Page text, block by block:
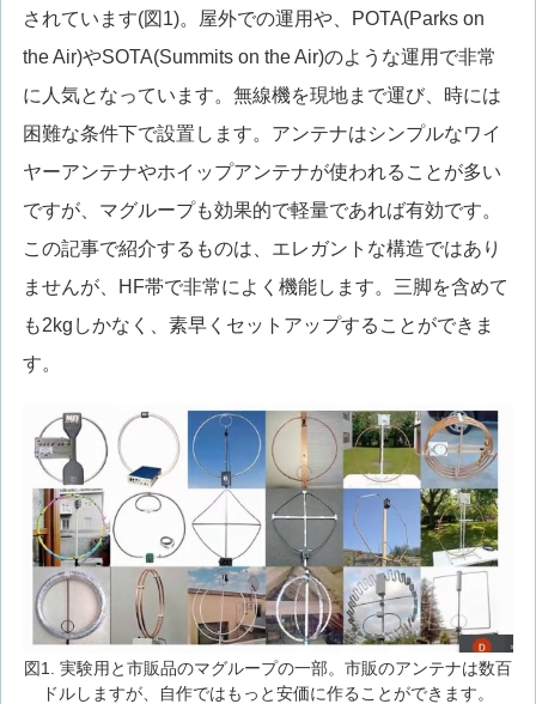
されています(図1)。屋外での運用や、POTA(Parks on
the Air)やSOTA(Summits on the Air)のような運用で非常
に人気となっています。無線機を現地まで運び、時には
困難な条件下で設置します。アンテナはシンプルなワイ
ヤーアンテナやホイップアンテナが使われることが多い
ですが、マグループも効果的で軽量であれば有効です。
この記事で紹介するものは、エレガントな構造ではあり
ませんが、HF帯で非常によく機能します。三脚を含めて
も2kgしかなく、素早くセットアップすることができま
す。
図1. 実験用と市販品のマグループの一部。市販のアンテナは数百
ドルしますが、自作ではもっと安価に作ることができます。